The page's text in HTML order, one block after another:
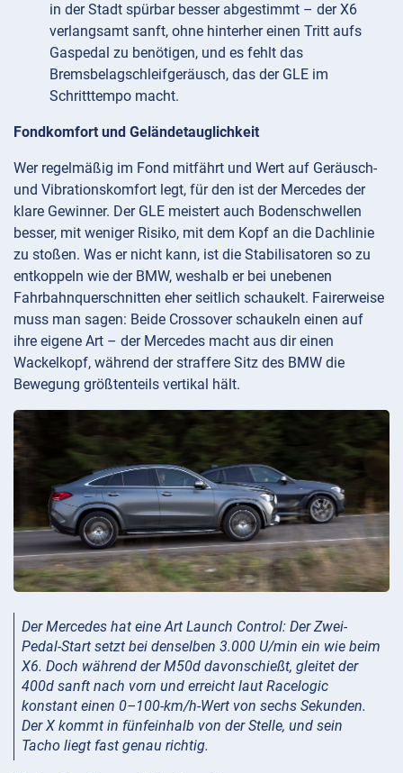
in der Stadt spürbar besser abgestimmt – der X6
verlangsamt sanft, ohne hinterher einen Tritt aufs
Gaspedal zu benötigen, und es fehlt das
Bremsbelagschleifgeräusch, das der GLE im
Schritttempo macht.
Fondkomfort und Geländetauglichkeit
Wer regelmäßig im Fond mitfährt und Wert auf Geräusch-
und Vibrationskomfort legt, für den ist der Mercedes der
klare Gewinner. Der GLE meistert auch Bodenschwellen
besser, mit weniger Risiko, mit dem Kopf an die Dachlinie
zu stoßen. Was er nicht kann, ist die Stabilisatoren so zu
entkoppeln wie der BMW, weshalb er bei unebenen
Fahrbahnquerschnitten eher seitlich schaukelt. Fairerweise
muss man sagen: Beide Crossover schaukeln einen auf
ihre eigene Art – der Mercedes macht aus dir einen
Wackelkopf, während der straffere Sitz des BMW die
Bewegung größtenteils vertikal hält.
Der Mercedes hat eine Art Launch Control: Der Zwei-
Pedal-Start setzt bei denselben 3.000 U/min ein wie beim
X6. Doch während der M50d davonschießt, gleitet der
400d sanft nach vorn und erreicht laut Racelogic
konstant einen 0–100-km/h-Wert von sechs Sekunden.
Der X kommt in fünfeinhalb von der Stelle, und sein
Tacho liegt fast genau richtig.